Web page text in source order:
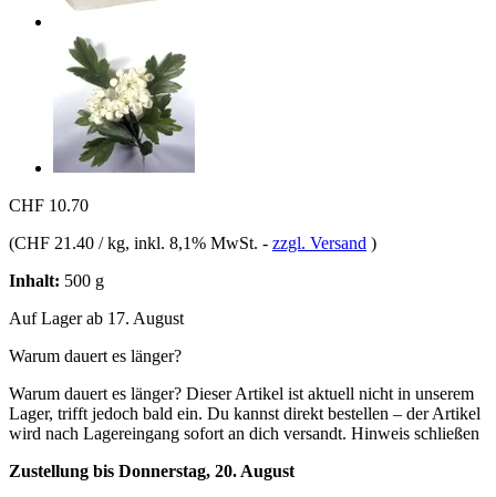
CHF 10.70
(CHF 21.40 / kg, inkl. 8,1% MwSt. - zzgl. Versand )
Inhalt: 500 g
Auf Lager ab 17. August
Warum dauert es länger?
Warum dauert es länger? Dieser Artikel ist aktuell nicht in unserem
Lager, trifft jedoch bald ein. Du kannst direkt bestellen – der Artikel
wird nach Lagereingang sofort an dich versandt. Hinweis schließen
Zustellung bis Donnerstag, 20. August